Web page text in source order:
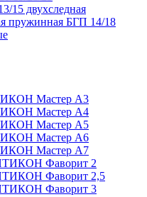
15 двухследная
пружинная БГП 14/18
Мастер А3
Мастер А4
Мастер А5
Мастер А6
Мастер А7
Фаворит 2
Фаворит 2,5
Фаворит 3